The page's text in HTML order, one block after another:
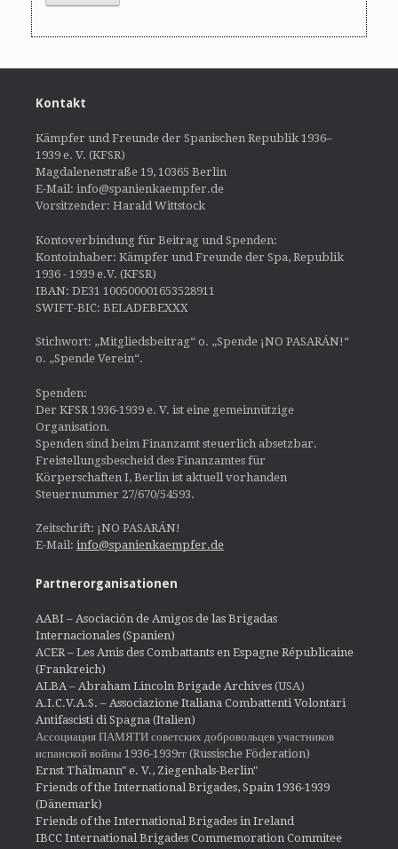
Kontakt
Kämpfer und Freunde der Spanischen Republik 1936–
1939 e. V. (KFSR)
Magdalenenstraße 19, 10365 Berlin
E-Mail: info@spanienkaempfer.de
Vorsitzender: Harald Wittstock
Kontoverbindung für Beitrag und Spenden:
Kontoinhaber: Kämpfer und Freunde der Spa, Republik
1936 - 1939 e.V. (KFSR)
IBAN: DE31 100500001653528911
SWIFT-BIC: BELADEBEXXX
Stichwort: „Mitgliedsbeitrag“ o. „Spende ¡NO PASARÁN!“
o. „Spende Verein“.
Spenden:
Der KFSR 1936-1939 e. V. ist eine gemeinnützige
Organisation.
Spenden sind beim Finanzamt steuerlich absetzbar.
Freistellungsbescheid des Finanzamtes für
Körperschaften I, Berlin ist aktuell vorhanden
Steuernummer 27/670/54593.
Zeitschrift: ¡NO PASARÁN!
E-Mail: info@spanienkaempfer.de
Partnerorganisationen
AABI – Asociación de Amigos de las Brigadas
Internacionales (Spanien)
ACER – Les Amis des Combattants en Espagne Républicaine
(Frankreich)
ALBA – Abraham Lincoln Brigade Archives (USA)
A.I.C.V.A.S. – Associazione Italiana Combattenti Volontari
Antifascisti di Spagna (Italien)
Ассоциация ПАМЯТИ советских добровольцев участников
испанской войны 1936-1939гг (Russische Föderation)
Ernst Thälmann" e. V., Ziegenhals-Berlin"
Friends of the International Brigades, Spain 1936-1939
(Dänemark)
Friends of the International Brigades in Ireland
IBCC International Brigades Commemoration Commitee